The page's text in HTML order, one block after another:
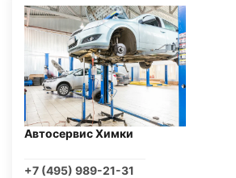
Автосервис Химки
+7 (495) 989-21-31